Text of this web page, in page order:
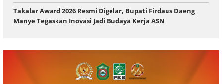
Takalar Award 2026 Resmi Digelar, Bupati Firdaus Daeng
Manye Tegaskan Inovasi Jadi Budaya Kerja ASN